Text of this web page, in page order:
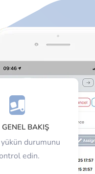
GENEL BAKIŞ
durumunu
edin.